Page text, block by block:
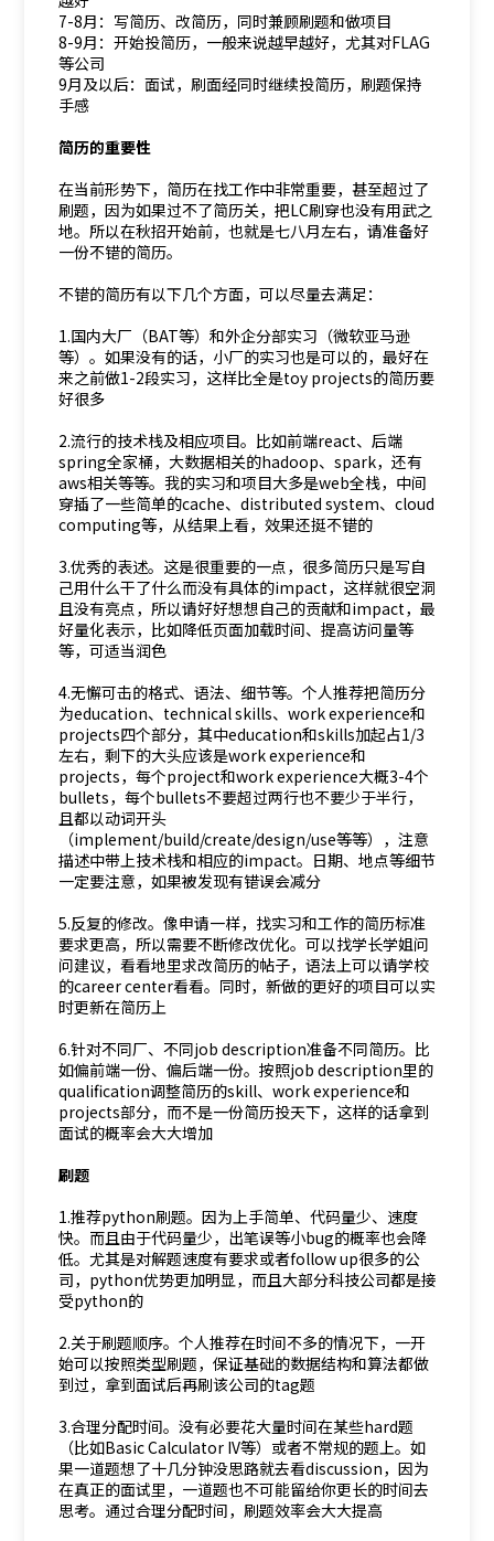
7-8月：写简历、改简历，同时兼顾刷题和做项目
8-9月：开始投简历，一般来说越早越好，尤其对FLAG
等公司
9月及以后：面试，刷面经同时继续投简历，刷题保持
手感
简历的重要性
在当前形势下，简历在找工作中非常重要，甚至超过了
刷题，因为如果过不了简历关，把LC刷穿也没有用武之
地。所以在秋招开始前，也就是七八月左右，请准备好
一份不错的简历。
不错的简历有以下几个方面，可以尽量去满足：
1.国内大厂（BAT等）和外企分部实习（微软亚马逊
等）。如果没有的话，小厂的实习也是可以的，最好在
来之前做1-2段实习，这样比全是toy projects的简历要
好很多
2.流行的技术栈及相应项目。比如前端react、后端
spring全家桶，大数据相关的hadoop、spark，还有
aws相关等等。我的实习和项目大多是web全栈，中间
穿插了一些简单的cache、distributed system、cloud
computing等，从结果上看，效果还挺不错的
3.优秀的表述。这是很重要的一点，很多简历只是写自
己用什么干了什么而没有具体的impact，这样就很空洞
且没有亮点，所以请好好想想自己的贡献和impact，最
好量化表示，比如降低页面加载时间、提高访问量等
等，可适当润色
4.无懈可击的格式、语法、细节等。个人推荐把简历分
为education、technical skills、work experience和
projects四个部分，其中education和skills加起占1/3
左右，剩下的大头应该是work experience和
projects，每个project和work experience大概3-4个
bullets，每个bullets不要超过两行也不要少于半行，
且都以动词开头
（implement/build/create/design/use等等），注意
描述中带上技术栈和相应的impact。日期、地点等细节
一定要注意，如果被发现有错误会减分
5.反复的修改。像申请一样，找实习和工作的简历标准
要求更高，所以需要不断修改优化。可以找学长学姐问
问建议，看看地里求改简历的帖子，语法上可以请学校
的career center看看。同时，新做的更好的项目可以实
时更新在简历上
6.针对不同厂、不同job description准备不同简历。比
如偏前端一份、偏后端一份。按照job description里的
qualification调整简历的skill、work experience和
projects部分，而不是一份简历投天下，这样的话拿到
面试的概率会大大增加
刷题
1.推荐python刷题。因为上手简单、代码量少、速度
快。而且由于代码量少，出笔误等小bug的概率也会降
低。尤其是对解题速度有要求或者follow up很多的公
司，python优势更加明显，而且大部分科技公司都是接
受python的
2.关于刷题顺序。个人推荐在时间不多的情况下，一开
始可以按照类型刷题，保证基础的数据结构和算法都做
到过，拿到面试后再刷该公司的tag题
3.合理分配时间。没有必要花大量时间在某些hard题
（比如Basic Calculator IV等）或者不常规的题上。如
果一道题想了十几分钟没思路就去看discussion，因为
在真正的面试里，一道题也不可能留给你更长的时间去
思考。通过合理分配时间，刷题效率会大大提高